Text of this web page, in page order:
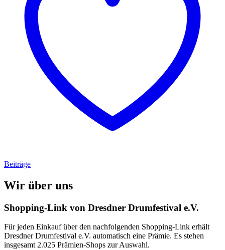
Beiträge
Wir über uns
Shopping-Link von Dresdner Drumfestival e.V.
Für jeden Einkauf über den nachfolgenden Shopping-Link erhält
Dresdner Drumfestival e.V. automatisch eine Prämie. Es stehen
insgesamt 2.025 Prämien-Shops zur Auswahl.